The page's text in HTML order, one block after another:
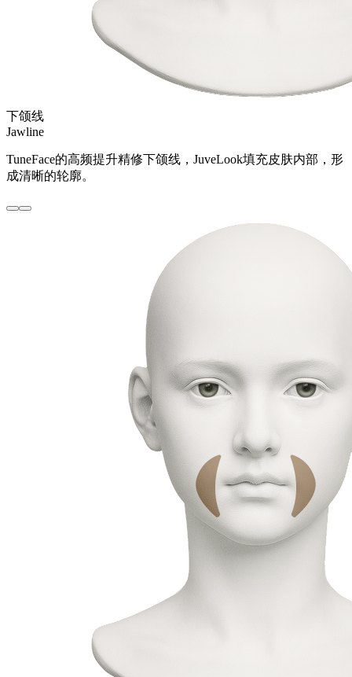
下颌线
Jawline
TuneFace的高频提升精修下颌线，JuveLook填充皮肤内部，形
成清晰的轮廓。